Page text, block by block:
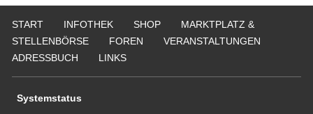
START INFOTHEK SHOP
MARKTPLATZ &
STELLENBÖRSE
FOREN
VERANSTALTUNGEN
ADRESSBUCH
LINKS
Systemstatus